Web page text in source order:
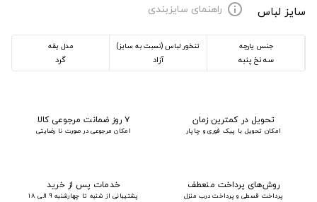
سایز لباس
info راهنمای سایزبندی
جنس پارچه
سه نخ پنبه
تنخور لباس (نسبت به سایز)
آزاد
مدل یقه
گرد
تحویل در کمترین زمان
امکان تحویل با پیک فوری و چاپار
۷ روز ضمانت مرجوعی کالا
امکان مرجوعی در صورت نا رضایتی
روش‌های پرداخت منعطف
پرداخت قسطی و پرداخت درب منزل
خدمات پس از خرید
پشتیبانی از شنبه تا چهارشنبه 9 الی 18